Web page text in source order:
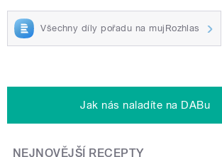
Všechny díly pořadu na mujRozhlas
Jak nás naladíte na DABu
NEJNOVĚJŠÍ RECEPTY